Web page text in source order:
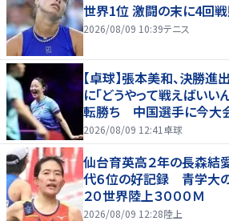
世界1位 激闘の末に4回
2026/08/09 10:39テニス
【卓球】張本美和、決勝
に「どうやって戦えばいい
転勝ち 中国選手に今大
ピオンズ横浜
2026/08/09 12:41 卓球
仙台育英高２年の長森
代６位の好記録 青学大
２０世界陸上３０００Ｍ
2026/08/09 12:28陸上